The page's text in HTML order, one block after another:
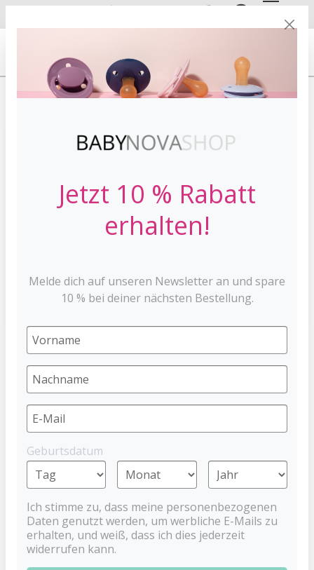
EN
HOME NEU!
Baby-Nova Regenmacher
BABYNOVA
9,99 €
Preise inkl. MwSt. zzgl. Versandkosten
Babys erstes Instrument – Spielen &
Lernen
Jetzt 10 % Rabatt
erhalten!
Melde dich auf unseren Newsletter an und spare
10 % bei deiner nächsten Bestellung.
Geburtsdatum
Ich stimme zu, dass meine personenbezogenen
Daten genutzt werden, um werbliche E-Mails zu
erhalten, und weiß, dass ich dies jederzeit
widerrufen kann.